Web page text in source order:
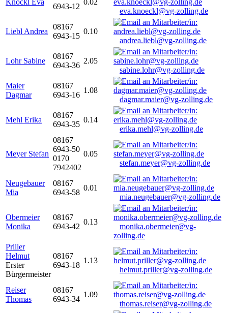
Knöckl Eva
6943-12
0.02
eva.knoeckl@vg-zolling.de
Liebl Andrea
08167
6943-15
0.10
andrea.liebl@vg-zolling.de
Lohr Sabine
08167
6943-36
2.05
sabine.lohr@vg-zolling.de
Maier
Dagmar
08167
6943-16
1.08
dagmar.maier@vg-zolling.de
Mehl Erika
08167
6943-35
0.14
erika.mehl@vg-zolling.de
Meyer Stefan
08167
6943-50
0170
7942402
0.05
stefan.meyer@vg-zolling.de
Neugebauer
Mia
08167
6943-58
0.01
mia.neugebauer@vg-zolling.de
Obermeier
Monika
08167
6943-42
0.13
monika.obermeier@vg-
zolling.de
Priller
Helmut
Erster
Bürgermeister
08167
6943-18
1.13
helmut.priller@vg-zolling.de
Reiser
Thomas
08167
6943-34
1.09
thomas.reiser@vg-zolling.de